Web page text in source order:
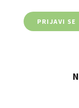
PRIJAVI SE